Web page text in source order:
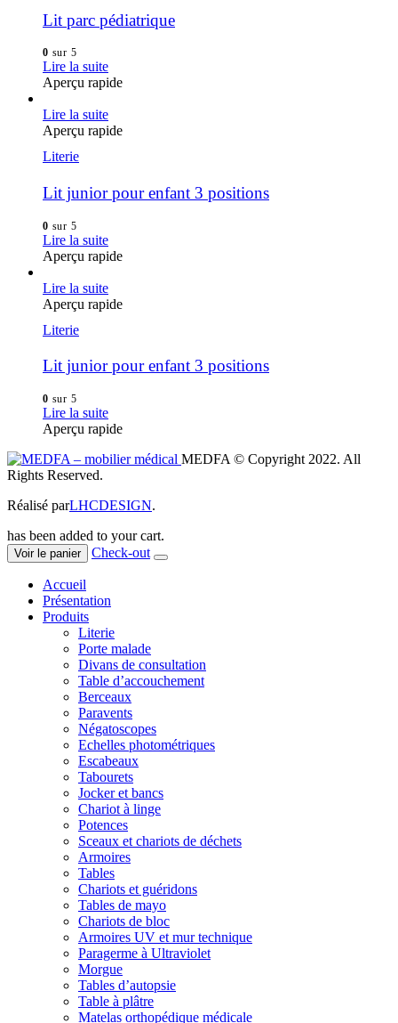
Lit parc pédiatrique
0 sur 5
Lire la suite
Aperçu rapide
Lire la suite
Aperçu rapide
Literie
Lit junior pour enfant 3 positions
0 sur 5
Lire la suite
Aperçu rapide
Lire la suite
Aperçu rapide
Literie
Lit junior pour enfant 3 positions
0 sur 5
Lire la suite
Aperçu rapide
MEDFA © Copyright 2022. All
Rights Reserved.
Réalisé parLHCDESIGN.
has been added to your cart.
Voir le panier Check-out
Accueil
Présentation
Produits
Literie
Porte malade
Divans de consultation
Table d’accouchement
Berceaux
Paravents
Négatoscopes
Echelles photométriques
Escabeaux
Tabourets
Jocker et bancs
Chariot à linge
Potences
Sceaux et chariots de déchets
Armoires
Tables
Chariots et guéridons
Tables de mayo
Chariots de bloc
Armoires UV et mur technique
Paragerme à Ultraviolet
Morgue
Tables d’autopsie
Table à plâtre
Matelas orthopédique médicale